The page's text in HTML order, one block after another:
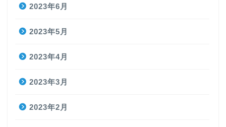
2023年6月
2023年5月
2023年4月
2023年3月
2023年2月